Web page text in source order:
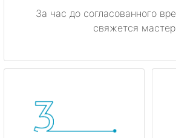
За час до согласованного
свяжется